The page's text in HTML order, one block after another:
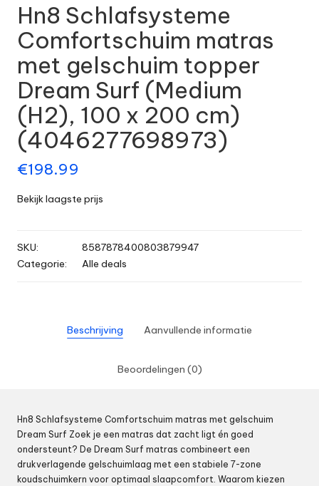
Hn8 Schlafsysteme
Comfortschuim matras
met gelschuim topper
Dream Surf (Medium
(H2), 100 x 200 cm)
(4046277698973)
€198.99
Bekijk laagste prijs
SKU:
8587878400803879947
Categorie:
Alle deals
Beschrijving Aanvullende informatie
Beoordelingen (0)
Hn8 Schlafsysteme Comfortschuim matras met gelschuim
Dream Surf Zoek je een matras dat zacht ligt én goed
ondersteunt? De Dream Surf matras combineert een
drukverlagende gelschuimlaag met een stabiele 7-zone
koudschuimkern voor optimaal slaapcomfort. Waarom kiezen